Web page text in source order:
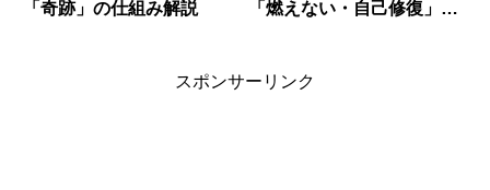
「奇跡」の仕組み解説
「燃えない・自己修復」技
スポンサーリンク